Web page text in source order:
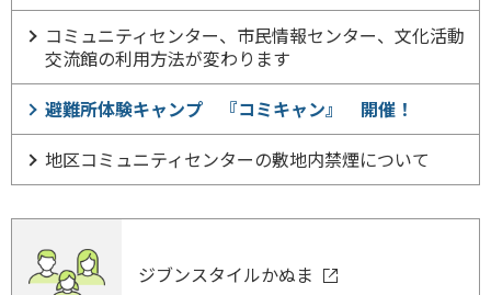
コミュニティセンター、市民情報センター、文化活動
交流館の利用方法が変わります
避難所体験キャンプ 『コミキャン』 開催！
地区コミュニティセンターの敷地内禁煙について
ジブンスタイルかぬま